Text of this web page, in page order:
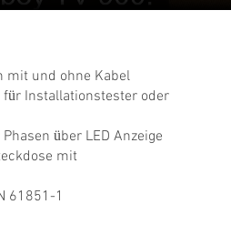
mit und ohne Kabel
Installationstester oder
über LED Anzeige
mit
61851-1